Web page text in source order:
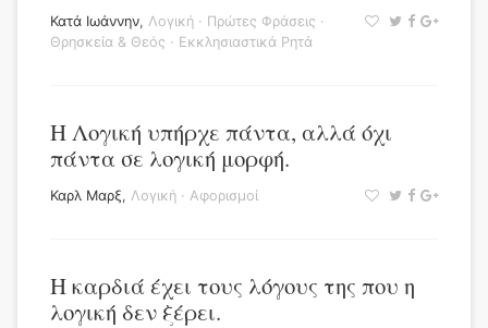
Κατά Ιωάννην, Λογική · Πρώτες Φράσεις ·
Θρησκεία & Θεός · Εκκλησιαστικά Ρητά
Η Λογική υπήρχε πάντα, αλλά όχι
πάντα σε λογική μορφή.
Καρλ Μαρξ, Λογική · Αφορισμοί
Η καρδιά έχει τους λόγους της που η
λογική δεν ξέρει.